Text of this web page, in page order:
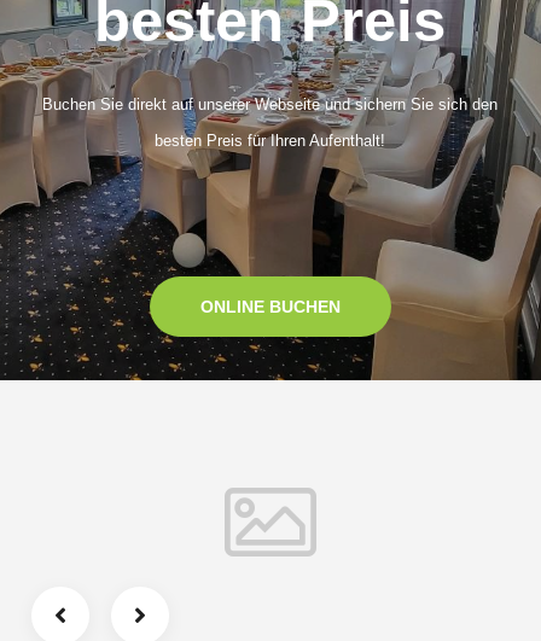
besten Preis
Buchen Sie direkt auf unserer Webseite und sichern Sie sich den
besten Preis für Ihren Aufenthalt!
ONLINE BUCHEN